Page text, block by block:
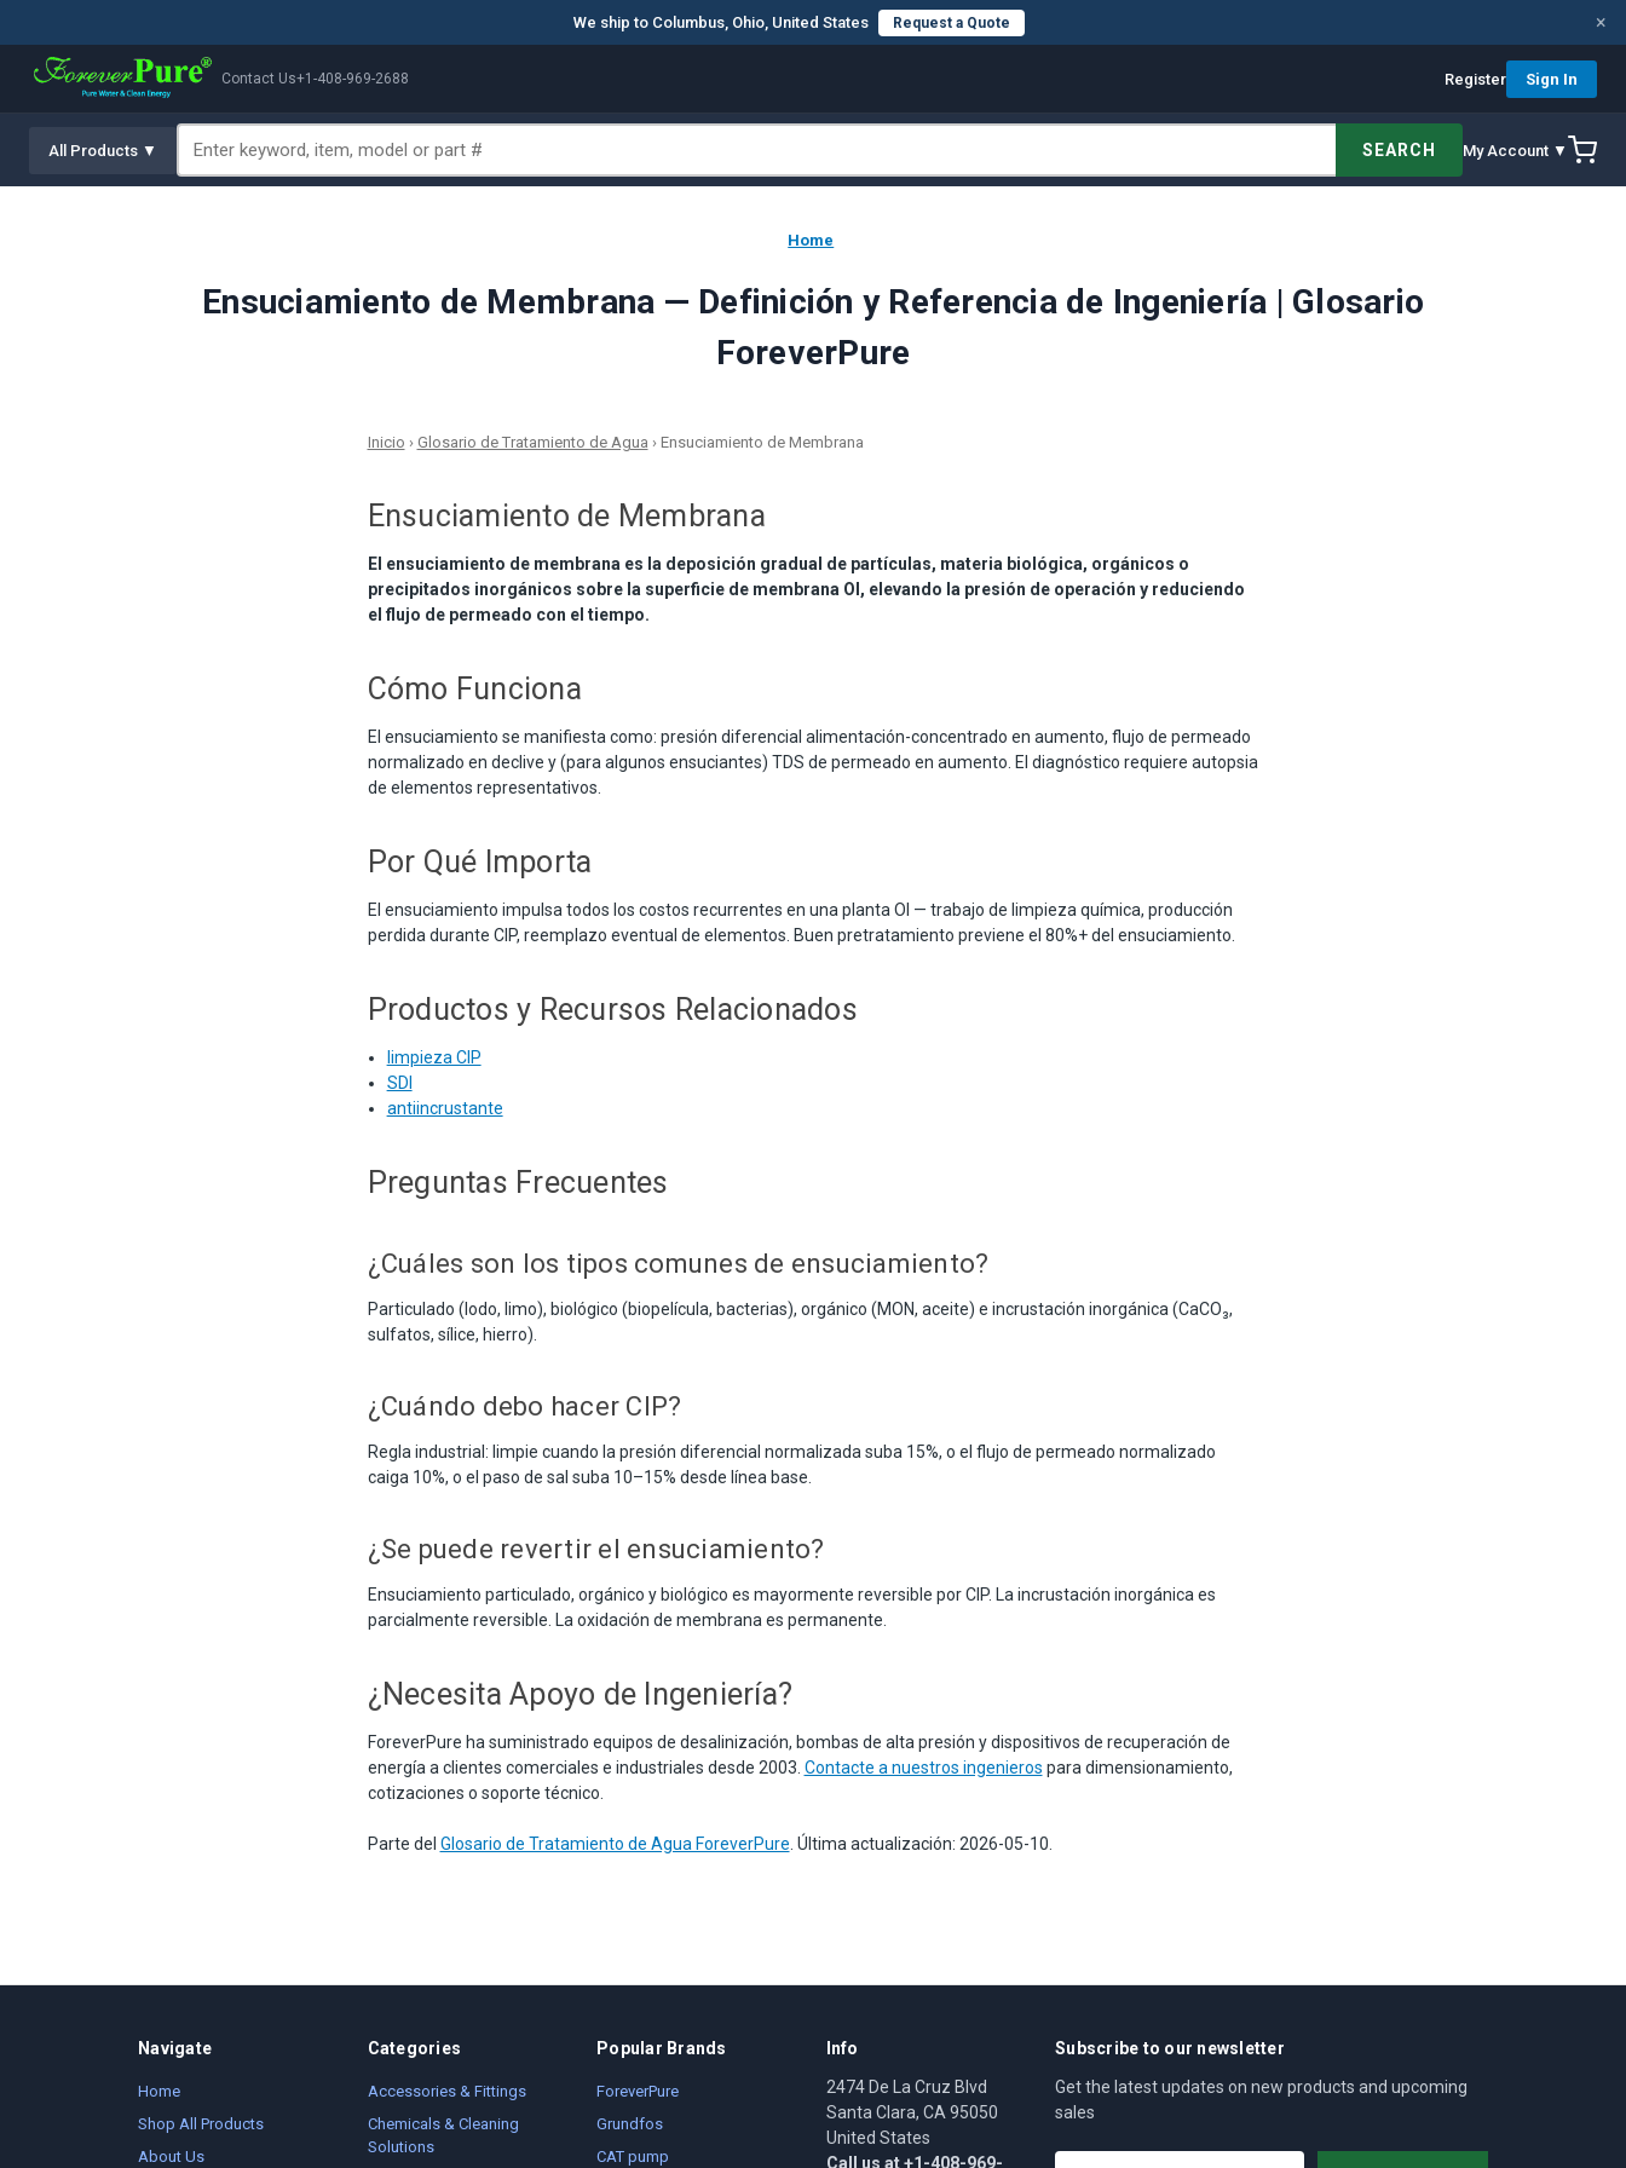
We ship to Columbus, Ohio, United States Request a Quote ×
Contact Us+1-408-969-2688 Register Sign In
All Products ▼ SEARCH My Account ▼
Home
Ensuciamiento de Membrana — Definición y Referencia de Ingeniería | Glosario
ForeverPure
Inicio › Glosario de Tratamiento de Agua › Ensuciamiento de Membrana
Ensuciamiento de Membrana
El ensuciamiento de membrana es la deposición gradual de partículas, materia biológica, orgánicos o
precipitados inorgánicos sobre la superficie de membrana OI, elevando la presión de operación y reduciendo
el flujo de permeado con el tiempo.
Cómo Funciona
El ensuciamiento se manifiesta como: presión diferencial alimentación-concentrado en aumento, flujo de permeado
normalizado en declive y (para algunos ensuciantes) TDS de permeado en aumento. El diagnóstico requiere autopsia
de elementos representativos.
Por Qué Importa
El ensuciamiento impulsa todos los costos recurrentes en una planta OI — trabajo de limpieza química, producción
perdida durante CIP, reemplazo eventual de elementos. Buen pretratamiento previene el 80%+ del ensuciamiento.
Productos y Recursos Relacionados
limpieza CIP
SDI
antiincrustante
Preguntas Frecuentes
¿Cuáles son los tipos comunes de ensuciamiento?
Particulado (lodo, limo), biológico (biopelícula, bacterias), orgánico (MON, aceite) e incrustación inorgánica (CaCO₃,
sulfatos, sílice, hierro).
¿Cuándo debo hacer CIP?
Regla industrial: limpie cuando la presión diferencial normalizada suba 15%, o el flujo de permeado normalizado
caiga 10%, o el paso de sal suba 10–15% desde línea base.
¿Se puede revertir el ensuciamiento?
Ensuciamiento particulado, orgánico y biológico es mayormente reversible por CIP. La incrustación inorgánica es
parcialmente reversible. La oxidación de membrana es permanente.
¿Necesita Apoyo de Ingeniería?
ForeverPure ha suministrado equipos de desalinización, bombas de alta presión y dispositivos de recuperación de
energía a clientes comerciales e industriales desde 2003. Contacte a nuestros ingenieros para dimensionamiento,
cotizaciones o soporte técnico.
Parte del Glosario de Tratamiento de Agua ForeverPure . Última actualización: 2026-05-10.
Navigate
Home
Shop All Products
About Us
Categories
Accessories & Fittings
Chemicals & Cleaning
Solutions
Popular Brands
ForeverPure
Grundfos
CAT pump
Info
2474 De La Cruz Blvd
Santa Clara, CA 95050
United States
Call us at +1-408-969-
Subscribe to our newsletter
Get the latest updates on new products and upcoming
sales